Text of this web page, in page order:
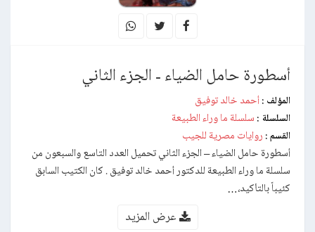
أسطورة حامل الضياء - الجزء الثاني
المؤلف : أحمد خالد توفيق
السلسلة : سلسلة ما وراء الطبيعة
القسم : روايات مصرية للجيب
أسطورة حامل الضياء – الجزء الثاني تحميل العدد التاسع والسبعون من
سلسلة ما وراء الطبيعة للدكتور أحمد خالد توفيق . كان الكتيب السابق
كئيباً بالتأكيد،…
عرض المزيد